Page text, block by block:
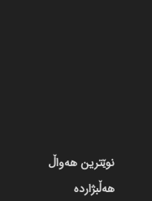
نوێترین هەواڵ
هەڵبژاردە